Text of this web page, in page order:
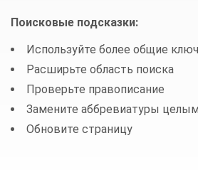
Поисковые подсказки:
Используйте более общие
Расширьте область поиска
Проверьте правописание
Замените аббревиатуры
Обновите страницу